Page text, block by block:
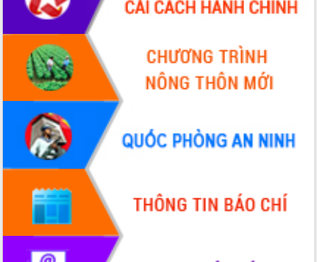
đến năm 2050
Phát động chiến dịch 30 ngày đêm
giải phóng mặt bằng Tuyến đường bộ
ven biển
Đắk Lắk nỗ lực thúc đẩy tăng trưởng
kinh tế từ 10% trở lên trong Quý
II/2026
Đắk Lắk ký kết thỏa thuận hợp tác về
chuyển đổi số giai đoạn 2026 – 2030
với Tập đoàn Bưu chính Viễn thông
Việt Nam
Thứ trưởng Bộ Y tế làm việc với tỉnh
Đắk Lắk về phát triển nhân lực y tế
cho trạm y tế cấp xã
Du lịch Đắk Lắk nâng tầm trải nghiệm
du khách thông qua Hệ thống cơ sở dữ
liệu và Bản đồ số